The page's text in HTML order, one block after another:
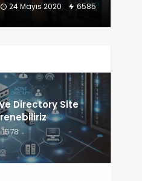
22 Mayıs 2020 1346
Directory Site
1578